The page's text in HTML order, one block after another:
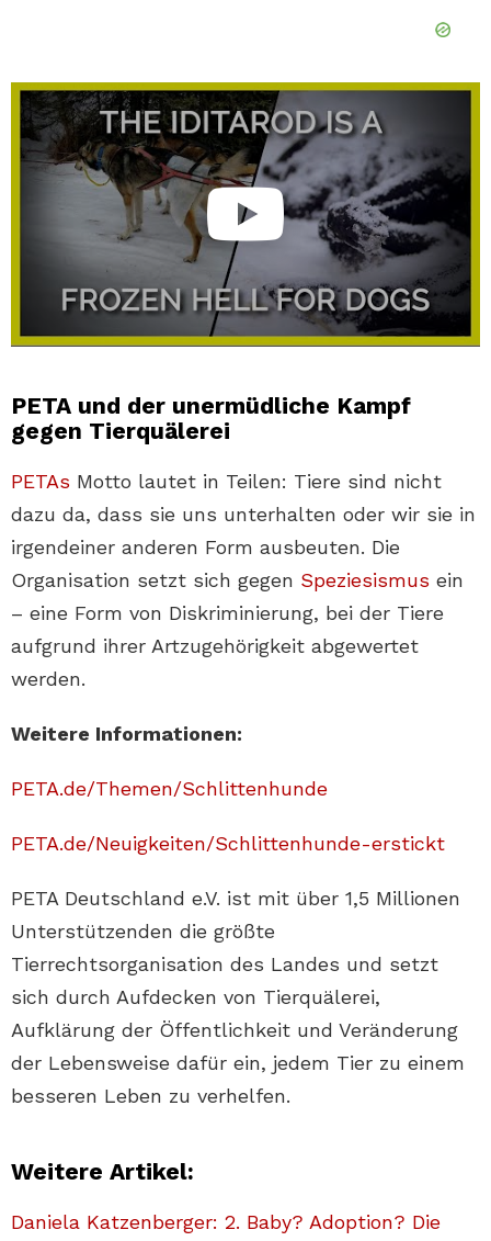
PETA und der unermüdliche Kampf
gegen Tierquälerei
PETAs Motto lautet in Teilen: Tiere sind nicht
dazu da, dass sie uns unterhalten oder wir sie in
irgendeiner anderen Form ausbeuten. Die
Organisation setzt sich gegen Speziesismus ein
– eine Form von Diskriminierung, bei der Tiere
aufgrund ihrer Artzugehörigkeit abgewertet
werden.
Weitere Informationen:
PETA.de/Themen/Schlittenhunde
PETA.de/Neuigkeiten/Schlittenhunde-erstickt
PETA Deutschland e.V. ist mit über 1,5 Millionen
Unterstützenden die größte
Tierrechtsorganisation des Landes und setzt
sich durch Aufdecken von Tierquälerei,
Aufklärung der Öffentlichkeit und Veränderung
der Lebensweise dafür ein, jedem Tier zu einem
besseren Leben zu verhelfen.
Weitere Artikel:
Daniela Katzenberger: 2. Baby? Adoption? Die